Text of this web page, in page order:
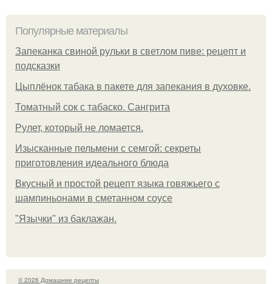
Популярные материалы
Запеканка свиной рульки в светлом пиве: рецепт и
подсказки
Цыплёнок табака в пакете для запекания в духовке.
Томатный сок с табаско. Сангрита
Рулет, который не ломается.
Изысканные пельмени с семгой: секреты
приготовления идеального блюда
Вкусный и простой рецепт языка говяжьего с
шампиньонами в сметанном соусе
"Язычки" из баклажан.
© 2026 Домашние рецепты